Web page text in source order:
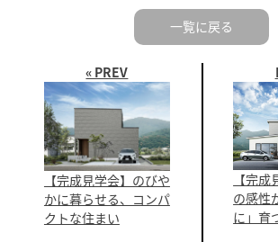
« PREV
【完成見学会】のびや
かに暮らせる、コンパ
クトな住まい
一覧に戻る
【完
の感性
に」育